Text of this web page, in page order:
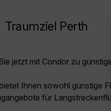
Traumziel Perth
jetzt mit Condor zu
Ihnen sowohl günstige
für